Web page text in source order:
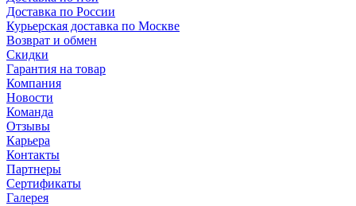
Доставка по России
Курьерская доставка по Москве
Возврат и обмен
Скидки
Гарантия на товар
Компания
Новости
Команда
Отзывы
Карьера
Контакты
Партнеры
Сертификаты
Галерея